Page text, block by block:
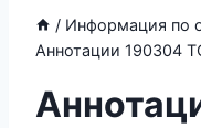
/ Информация по
Аннотации 190304